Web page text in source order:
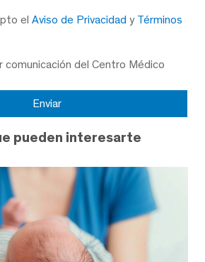
el Aviso de Privacidad y Términos
comunicación del Centro Médico
pueden interesarte